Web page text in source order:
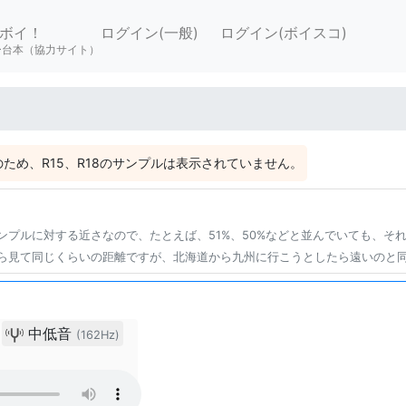
イ！
本（協力サイト）
ログイン(一般) ログイン(ボイスコ)
め、R15、R18のサンプルは表示されていません。
プルに対する近さなので、たとえば、51%、50%などと並んでいても、そ
見て同じくらいの距離ですが、北海道から九州に行こうとしたら遠いのと
中低音 (162Hz)